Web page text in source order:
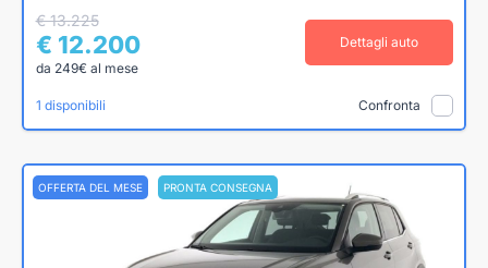
€ 13.225
€ 12.200
da 249€ al mese
Dettagli auto
1 disponibili Confronta
OFFERTA DEL MESE PRONTA CONSEGNA